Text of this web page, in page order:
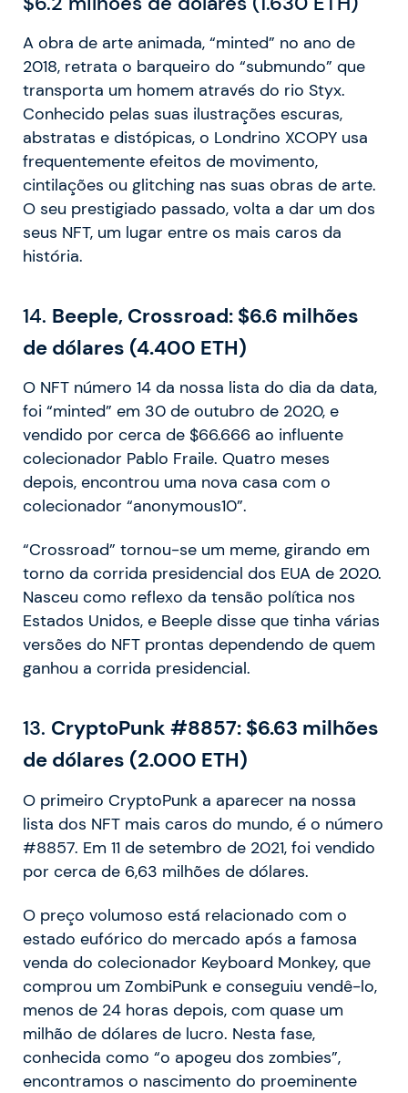
A obra de arte animada, “minted” no ano de
2018, retrata o barqueiro do “submundo” que
transporta um homem através do rio Styx.
Conhecido pelas suas ilustrações escuras,
abstratas e distópicas, o Londrino XCOPY usa
frequentemente efeitos de movimento,
cintilações ou glitching nas suas obras de arte.
O seu prestigiado passado, volta a dar um dos
seus NFT, um lugar entre os mais caros da
história.
14. Beeple, Crossroad: $6.6 milhões
de dólares (4.400 ETH)
O NFT número 14 da nossa lista do dia da data,
foi “minted” em 30 de outubro de 2020, e
vendido por cerca de $66.666 ao influente
colecionador Pablo Fraile. Quatro meses
depois, encontrou uma nova casa com o
colecionador “anonymous10”.
“Crossroad” tornou-se um meme, girando em
torno da corrida presidencial dos EUA de 2020.
Nasceu como reflexo da tensão política nos
Estados Unidos, e Beeple disse que tinha várias
versões do NFT prontas dependendo de quem
ganhou a corrida presidencial.
13. CryptoPunk #8857: $6.63 milhões
de dólares (2.000 ETH)
O primeiro CryptoPunk a aparecer na nossa
lista dos NFT mais caros do mundo, é o número
#8857. Em 11 de setembro de 2021, foi vendido
por cerca de 6,63 milhões de dólares.
O preço volumoso está relacionado com o
estado eufórico do mercado após a famosa
venda do colecionador Keyboard Monkey, que
comprou um ZombiPunk e conseguiu vendê-lo,
menos de 24 horas depois, com quase um
milhão de dólares de lucro. Nesta fase,
conhecida como “o apogeu dos zombies”,
encontramos o nascimento do proeminente